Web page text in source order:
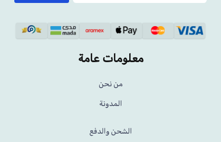
معلومات عامة
من نحن
المدونة
الشحن والدفع